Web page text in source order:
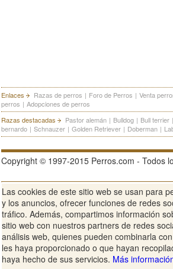
Enlaces Razas de perros | Foro de Perros | Venta
perros | Adopciones de perros
Razas destacadas
Pastor alemán | Bulldog | Bull terrier |
bernardo | Schnauzer | Golden Retriever | Doberman |
Copyright © 1997-2015 Perros.com - Todos
Publicidad en Perros.com | Contacte |
Ver sitio web
Las cookies de este sitio web se usan para
y los anuncios, ofrecer funciones de redes
tráfico. Además, compartimos información
sitio web con nuestros partners de redes
análisis web, quienes pueden combinarla
les haya proporcionado o que hayan
haya hecho de sus servicios. Más